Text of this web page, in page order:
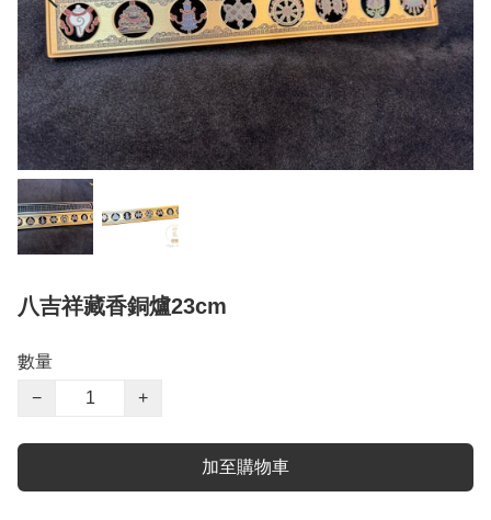
八吉祥藏香銅爐23cm
數量
−
+
加至購物車